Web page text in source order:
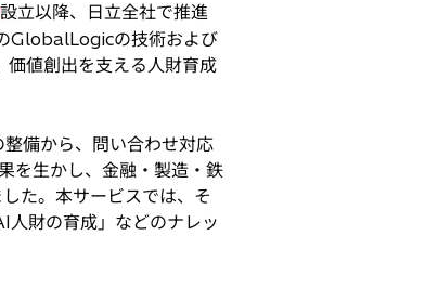
設立以降、日立全社で推進
GlobalLogicの技術および
値創出を支える人財育成
備から、問い合わせ対応
を生かし、金融・製造・鉄
た。本サービスでは、そ
人財の育成」などのナレッ